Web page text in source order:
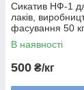
Сикатив НФ-1
лаків,
фасування 50 кг
В наявності
500 ₴/кг